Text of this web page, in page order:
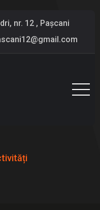
nr. 12 , Pașcani